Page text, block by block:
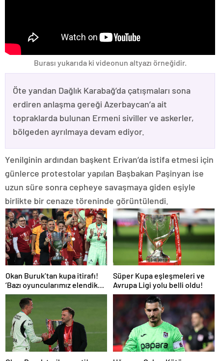
Burası yukarıda ki videonun altyazı örneğidir.
Öte yandan Dağlık Karabağ’da çatışmaları sona
erdiren anlaşma gereği Azerbaycan’a ait
topraklarda bulunan Ermeni siviller ve askerler,
bölgeden ayrılmaya devam ediyor.
Yenilginin ardından başkent Erivan’da istifa etmesi için
günlerce protestolar yapılan Başbakan Paşinyan ise
uzun süre sonra cepheye savaşmaya giden eşiyle
birlikte bir cenaze töreninde görüntülendi.
Okan Buruk’tan kupa itirafı!
‘Bazı oyuncularımız elendik
diye düşündü’
Süper Kupa eşleşmeleri ve
Avrupa Ligi yolu belli oldu!